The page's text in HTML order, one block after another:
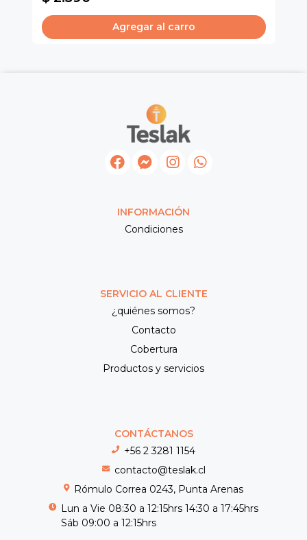
Agregar al carro
INFORMACIÓN
Condiciones
SERVICIO AL CLIENTE
¿quiénes somos?
Contacto
Cobertura
Productos y servicios
CONTÁCTANOS
+56 2 3281 1154
contacto@teslak.cl
Rómulo Correa 0243, Punta Arenas
Lun a Vie 08:30 a 12:15hrs 14:30 a 17:45hrs
Sáb 09:00 a 12:15hrs